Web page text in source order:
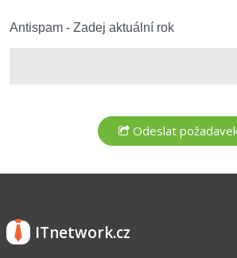
Antispam - Zadej aktuální rok
ITnetwork.cz